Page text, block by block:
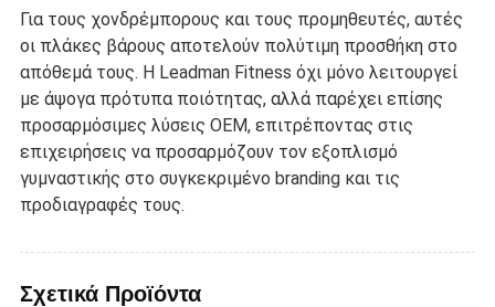
Για τους χονδρέμπορους και τους προμηθευτές, αυτές
οι πλάκες βάρους αποτελούν πολύτιμη προσθήκη στο
απόθεμά τους. Η Leadman Fitness όχι μόνο λειτουργεί
με άψογα πρότυπα ποιότητας, αλλά παρέχει επίσης
προσαρμόσιμες λύσεις OEM, επιτρέποντας στις
επιχειρήσεις να προσαρμόζουν τον εξοπλισμό
γυμναστικής στο συγκεκριμένο branding και τις
προδιαγραφές τους.
Σχετικά Προϊόντα